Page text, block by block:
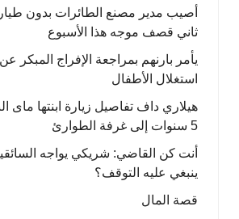
أصيب مدير مصنع الطائرات بدون
ثاني قصف موجه هذا الأسبوع
يأمر بارنهم بمراجعة الإفراج المبكر
استغلال الأطفال
هيلاري داف تفاصيل زيارة ابنتها ماى
5 سنوات إلى غرفة الطوارئ
أنت كن القاضي: شريكي يواجه
ينبغي عليه التوقف؟
قصة المال